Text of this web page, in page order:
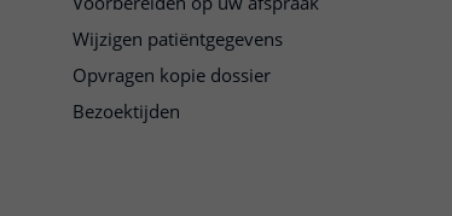
Wijzigen patiëntgegevens
Opvragen kopie dossier
Bezoektijden